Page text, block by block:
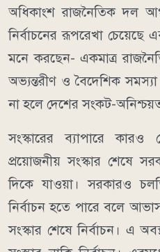
অধিকাংশ রাজনৈতিক দল
নির্বাচনের রূপরেখা চেয়েছে
মনে করছেন- একমাত্র
অভ্যন্তরীণ ও বৈদেশিক
না হলে দেশের সংকট-
সংস্কারের ব্যাপারে
প্রয়োজনীয় সংস্কার শেষে
দিকে যাওয়া। সরকারও
নির্বাচন হতে পারে বলে
সংস্কার শেষে নির্বাচন। এ